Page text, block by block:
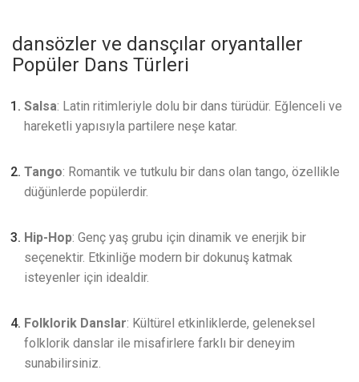
dansözler ve dansçılar oryantaller
Popüler Dans Türleri
Salsa: Latin ritimleriyle dolu bir dans türüdür. Eğlenceli ve
hareketli yapısıyla partilere neşe katar.
Tango: Romantik ve tutkulu bir dans olan tango, özellikle
düğünlerde popülerdir.
Hip-Hop: Genç yaş grubu için dinamik ve enerjik bir
seçenektir. Etkinliğe modern bir dokunuş katmak
isteyenler için idealdir.
Folklorik Danslar: Kültürel etkinliklerde, geleneksel
folklorik danslar ile misafirlere farklı bir deneyim
sunabilirsiniz.